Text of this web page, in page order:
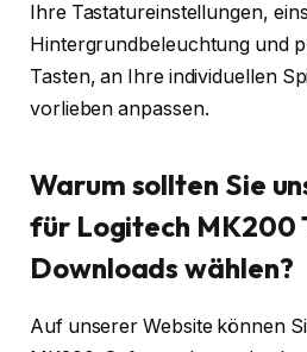
Ihre Tastatureinstellungen,
Hintergrundbeleuchtung und
Tasten, an Ihre individuellen
vorlieben anpassen.
Warum sollten Sie
für Logitech MK200
Downloads wählen?
Auf unserer Website können